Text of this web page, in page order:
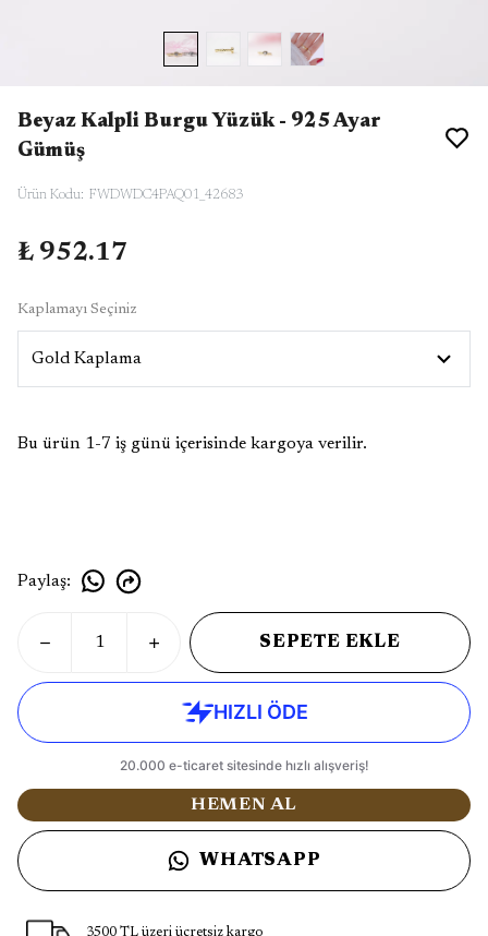
Beyaz Kalpli Burgu Yüzük - 925 Ayar
Gümüş
Ürün Kodu: FWDWDC4PAQ01_42683
₺ 952.17
Kaplamayı Seçiniz
Bu ürün 1-7 iş günü içerisinde kargoya verilir.
Paylaş:
SEPETE EKLE
HEMEN AL
WHATSAPP
3500 TL üzeri ücretsiz kargo